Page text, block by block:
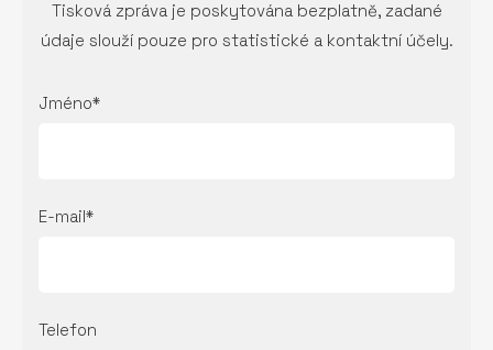
Tisková zpráva je poskytována bezplatně, zadané
údaje slouží pouze pro statistické a kontaktní účely.
Jméno*
E-mail*
Telefon